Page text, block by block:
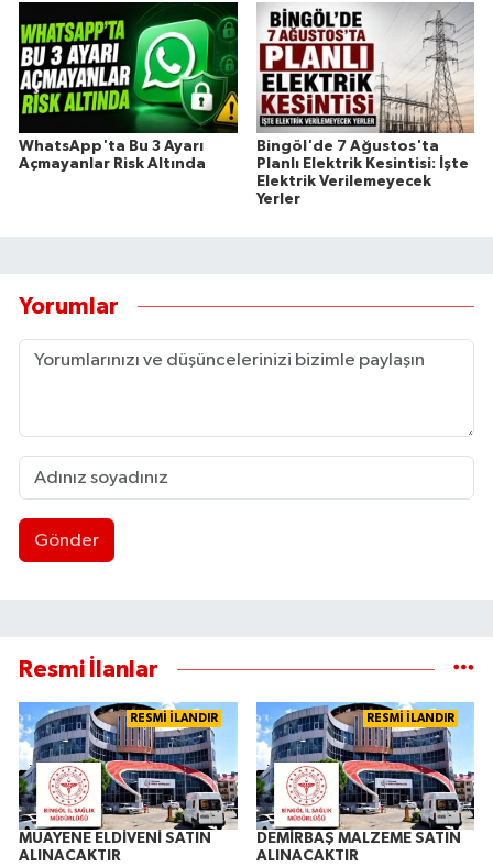
WhatsApp'ta Bu 3 Ayarı
Açmayanlar Risk Altında
Bingöl'de 7 Ağustos'ta
Planlı Elektrik Kesintisi: İşte
Elektrik Verilemeyecek
Yerler
Yorumlar
Gönder
Resmi İlanlar
RESMİ İLANDIR
MUAYENE ELDİVENİ SATIN
ALINACAKTIR
RESMİ İLANDIR
DEMİRBAŞ MALZEME SATIN
ALINACAKTIR